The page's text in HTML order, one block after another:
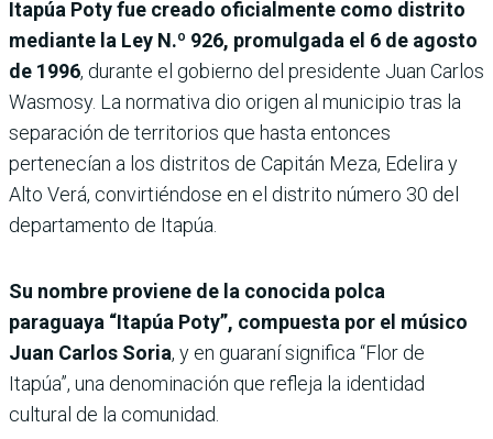
Itapúa Poty fue creado oficialmente como distrito
mediante la Ley N.º 926, promulgada el 6 de agosto
de 1996, durante el gobierno del presidente Juan Carlos
Wasmosy. La normativa dio origen al municipio tras la
separación de territorios que hasta entonces
pertenecían a los distritos de Capitán Meza, Edelira y
Alto Verá, convirtiéndose en el distrito número 30 del
departamento de Itapúa.
Su nombre proviene de la conocida polca
paraguaya “Itapúa Poty”, compuesta por el músico
Juan Carlos Soria, y en guaraní significa “Flor de
Itapúa”, una denominación que refleja la identidad
cultural de la comunidad.